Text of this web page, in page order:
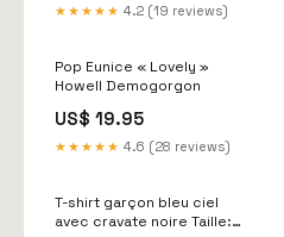
★★★★★ 4.2 (19 reviews)
Pop Eunice « Lovely »
Howell Demogorgon
US$ 19.95
★★★★★ 4.6 (28 reviews)
T-shirt garçon bleu ciel
avec cravate noire Taille:3